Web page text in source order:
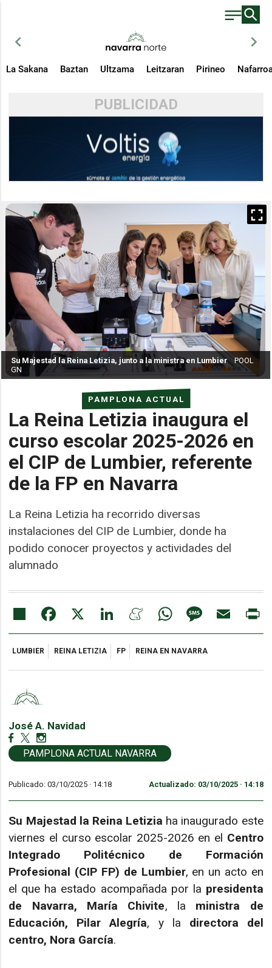
chevron_left chevron_right
La Sakana Baztan Ultzama Leitzaran Pirineo
PUBLICIDAD
PAMPLONA ACTUAL
La Reina Letizia inaugura el
curso escolar 2025-2026 en
el CIP de Lumbier, referente
de la FP en Navarra
La Reina Letizia ha recorrido diversas
instalaciones del CIP de Lumbier, donde ha
podido conocer proyectos y actividades del
alumnado
Su Majestad la Reina Letizia, junto a la ministra en Lumbier
POOL
GN
Share Facebook LinkedIn MeneameWhatsAppMessageEmail
LUMBIER REINA LETIZIA FP REINA EN NAVARRA
José A. Navidad
PAMPLONA ACTUAL NAVARRA
Publicado: 03/10/2025 · 14:18 Actualizado: 03/10/2025 · 14:18
Su Majestad la Reina Letizia ha inaugurado este
viernes el curso escolar 2025-2026 en el Centro
Integrado Politécnico de Formación
Profesional (CIP FP) de Lumbier, en un acto en
el que ha estado acompañada por la presidenta
de Navarra, María Chivite, la ministra de
Educación, Pilar Alegría, y la directora del
centro, Nora García.